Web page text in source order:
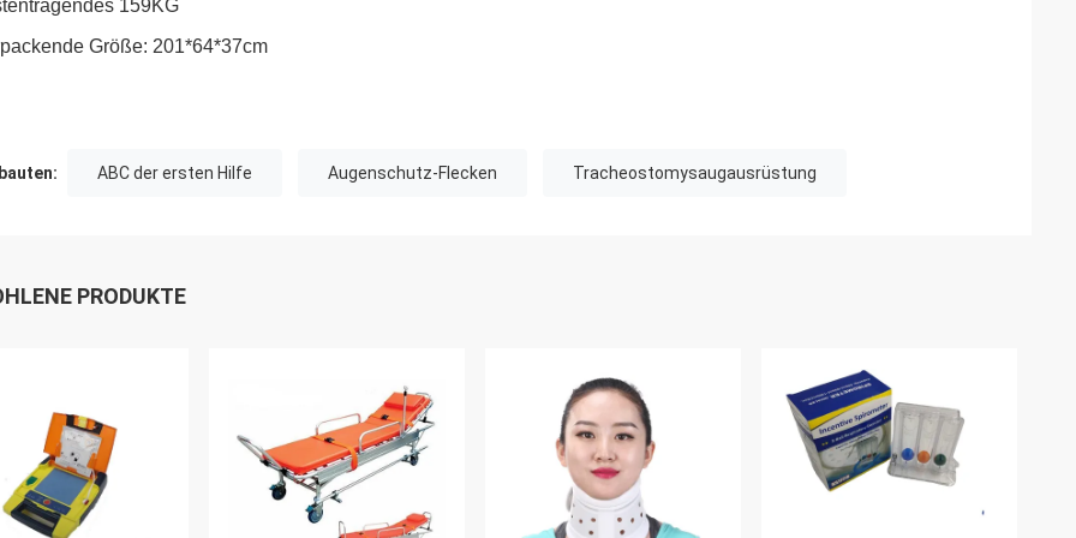
159KG
Größe: 201*64*37cm
ABC der ersten Hilfe Augenschutz-Flecken Tracheostomysaugausrüstung
PRODUKTE